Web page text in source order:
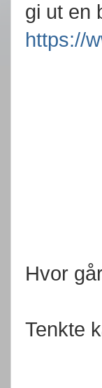
gi ut en
https://
Hvor
Tenkte